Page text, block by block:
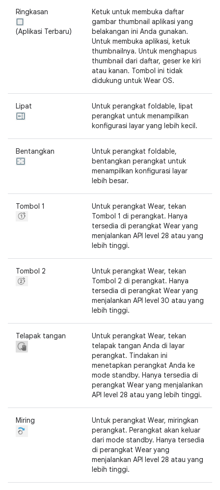
Ringkasan
(Aplikasi Terbaru)
Ketuk untuk membuka daftar
gambar thumbnail aplikasi yang
belakangan ini Anda gunakan.
Untuk membuka aplikasi, ketuk
thumbnailnya. Untuk menghapus
thumbnail dari daftar, geser ke kiri
atau kanan. Tombol ini tidak
didukung untuk Wear OS.
Lipat
Untuk perangkat foldable, lipat
perangkat untuk menampilkan
konfigurasi layar yang lebih kecil.
Bentangkan
Untuk perangkat foldable,
bentangkan perangkat untuk
menampilkan konfigurasi layar
lebih besar.
Tombol 1
Untuk perangkat Wear, tekan
Tombol 1 di perangkat. Hanya
tersedia di perangkat Wear yang
menjalankan API level 28 atau yang
lebih tinggi.
Tombol 2
Untuk perangkat Wear, tekan
Tombol 2 di perangkat. Hanya
tersedia di perangkat Wear yang
menjalankan API level 30 atau yang
lebih tinggi.
Telapak tangan
Untuk perangkat Wear, tekan
telapak tangan Anda di layar
perangkat. Tindakan ini
menetapkan perangkat Anda ke
mode standby. Hanya tersedia di
perangkat Wear yang menjalankan
API level 28 atau yang lebih tinggi.
Miring
Untuk perangkat Wear, miringkan
perangkat. Perangkat akan keluar
dari mode standby. Hanya tersedia
di perangkat Wear yang
menjalankan API level 28 atau yang
lebih tinggi.